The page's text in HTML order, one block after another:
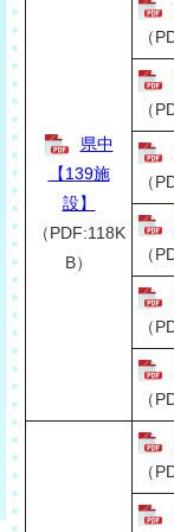
県中
【139施
設】
（PDF:118K
B）
（
（
（
（
（
（
（